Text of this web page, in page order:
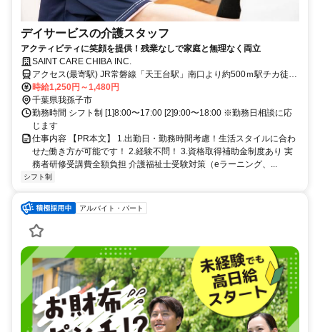
デイサービスの介護スタッフ
アクティビティに笑顔を提供！残業なしで家庭と無理なく両立
SAINT CARE CHIBA INC.
アクセス(最寄駅) JR常磐線「天王台駅」南口より約500ｍ駅チカ徒歩
6分 ＜受付窓口＞セントケア千葉株式会社 千葉県千葉市中央区新町1-
17 JPR千葉ビル12F
時給1,250円～1,480円
千葉県我孫子市
勤務時間 シフト制 [1]8:00〜17:00 [2]9:00〜18:00 ※勤務日相談に応
じます
仕事内容 【PR本文】 1.出勤日・勤務時間考慮！生活スタイルに合わ
せた働き方が可能です！ 2.経験不問！ 3.資格取得補助金制度あり 実
務者研修受講費全額負担 介護福祉士受験対策（eラーニング、...
シフト制
アルバイト・パート